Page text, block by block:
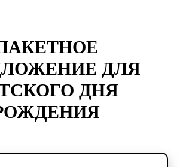
ДЛЯ
ДНЯ